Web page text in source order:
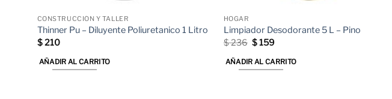
CONSTRUCCIÓN Y TALLER
Thinner Pu – Diluyente Poliuretanico 1 Litro
$210
AÑADIR AL CARRITO
HOGAR
Limpiador Desodorante 5 L – Pino
$236 El
precio
original
era:
$159El
actual
es:
AÑADIR AL CARRITO